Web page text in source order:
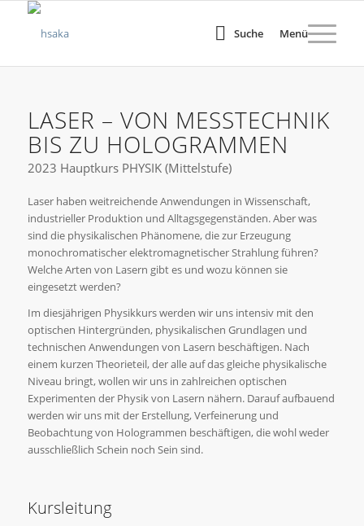
Suche Menü
LASER – VON MESSTECHNIK
BIS ZU HOLOGRAMMEN
2023 Hauptkurs PHYSIK (Mittelstufe)
Laser haben weitreichende Anwendungen in Wissenschaft,
industrieller Produktion und Alltagsgegenständen. Aber was
sind die physikalischen Phänomene, die zur Erzeugung
monochromatischer elektromagnetischer Strahlung führen?
Welche Arten von Lasern gibt es und wozu können sie
eingesetzt werden?
Im diesjährigen Physikkurs werden wir uns intensiv mit den
optischen Hintergründen, physikalischen Grundlagen und
technischen Anwendungen von Lasern beschäftigen. Nach
einem kurzen Theorieteil, der alle auf das gleiche physikalische
Niveau bringt, wollen wir uns in zahlreichen optischen
Experimenten der Physik von Lasern nähern. Darauf aufbauend
werden wir uns mit der Erstellung, Verfeinerung und
Beobachtung von Hologrammen beschäftigen, die wohl weder
ausschließlich Schein noch Sein sind.
Kursleitung